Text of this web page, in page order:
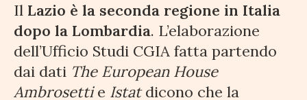
Il Lazio è la seconda regione in Italia
dopo la Lombardia. L’elaborazione
dell’Ufficio Studi CGIA fatta partendo
dai dati The European House
Ambrosettie Istatdicono che la